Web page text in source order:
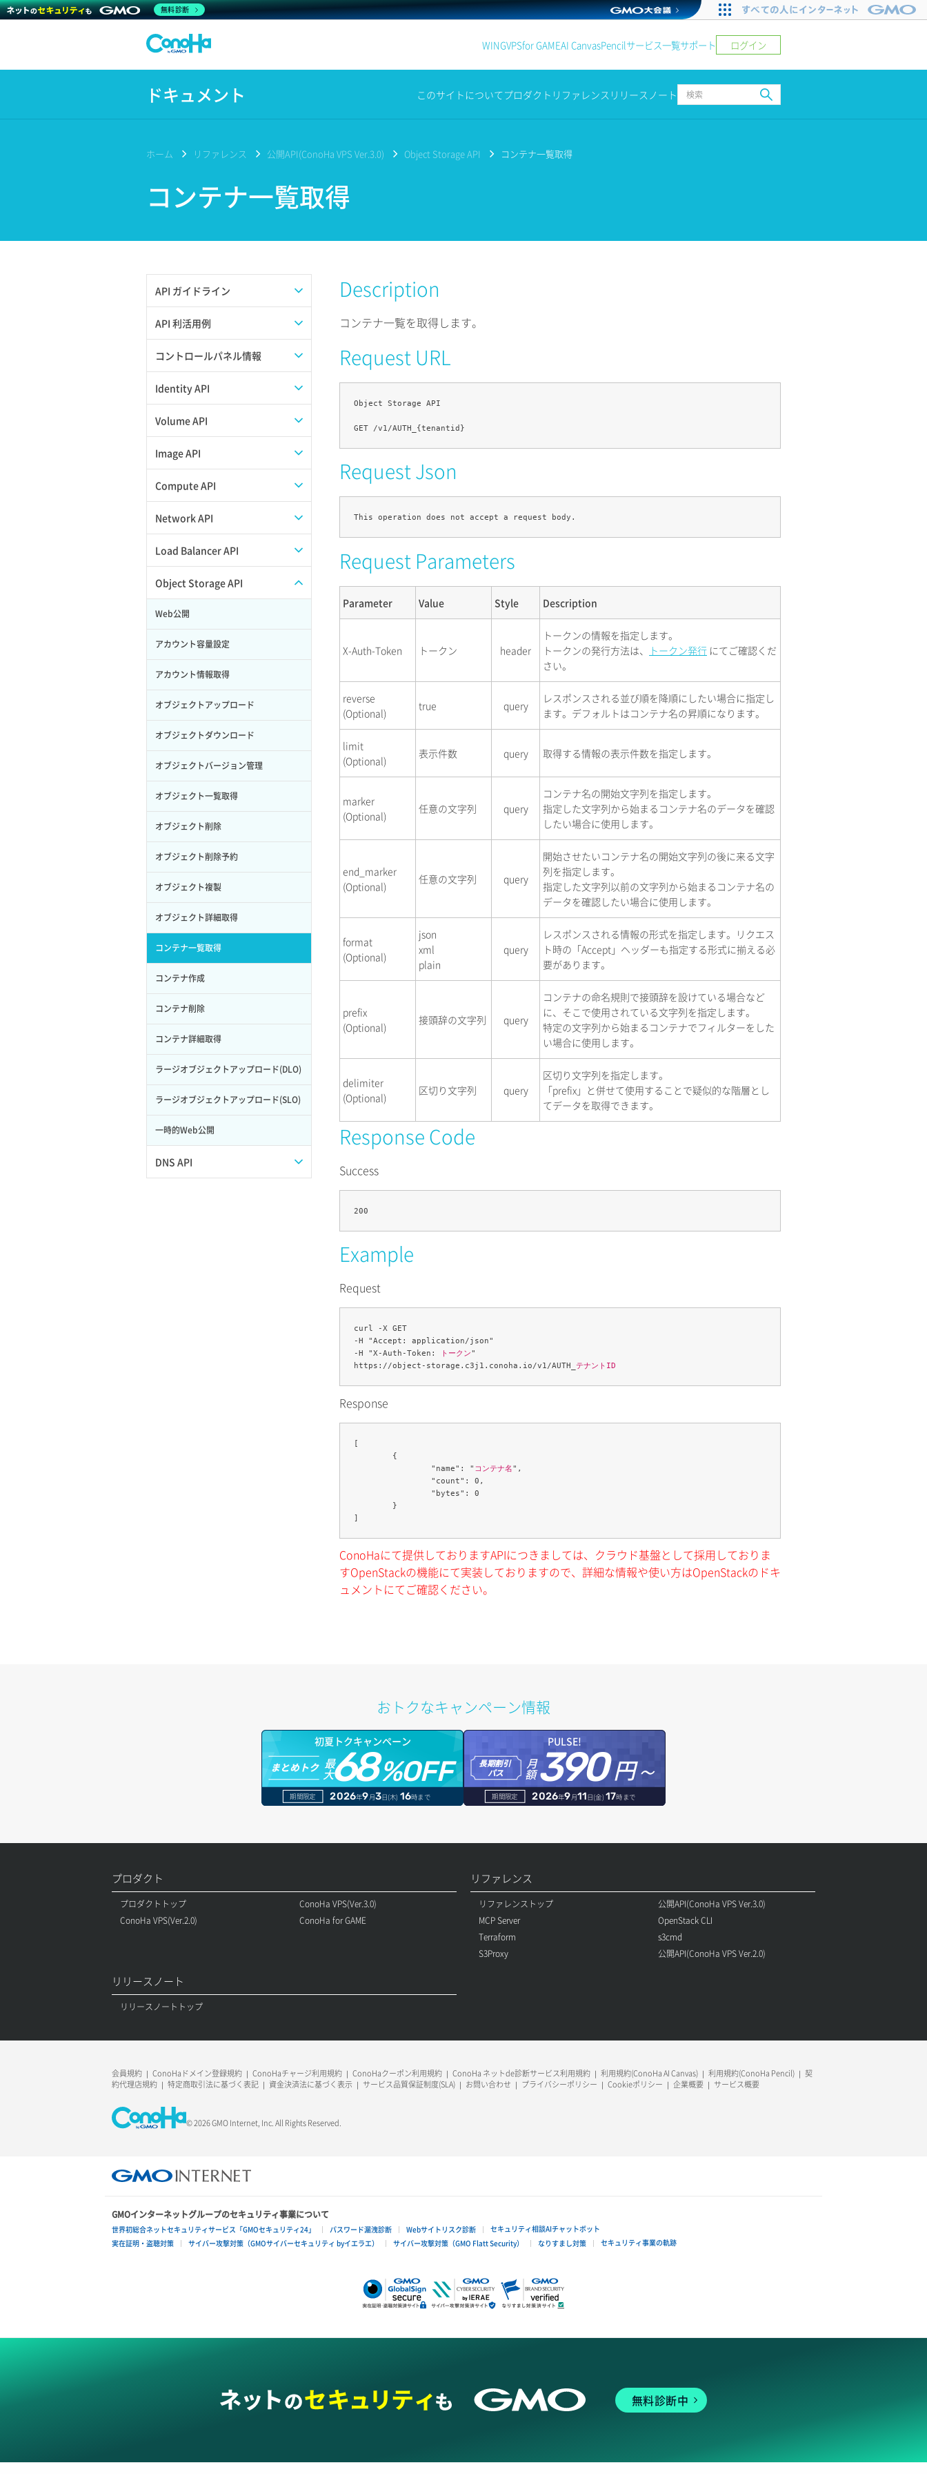
WINGVPSfor GAMEAI CanvasPencilサービス一覧サポート ログイン
ドキュメント このサイトについてプロダクト リファレンス リリースノート
ホーム リファレンス 公開API(ConoHa VPS Ver.3.0) Object Storage API コンテナ一覧取得
コンテナ一覧取得
API ガイドライン
APIのご利用について
API 利活用例
APIでAPIサブユーザーを作成する
APIでVPSにISOイメージを挿入する
APIでVPSを作成する
コントロールパネル情報
APIユーザーを作成する
API情報を確認する
Identity API
Credential一覧取得
Credential作成
Credential削除
サブユーザーにロールを紐づけ
サブユーザー一覧取得
サブユーザー作成
サブユーザー削除
サブユーザー更新
サブユーザー詳細取得
トークン発行
パーミッション一覧取得
ロールからパーミッションを紐づけ解
除
ロールにパーミッションを紐づけ
ロール一覧取得
ロール作成
ロール削除
ロール更新
ロール詳細取得
Volume API
スナップショット一覧取得
スナップショット作成
スナップショット削除
スナップショット詳細取得（アイテム
指定）
バックアップリストア
バックアップ一覧取得
バックアップ詳細一覧取得
バックアップ詳細取得
ボリュームイメージ保存
ボリュームタイプ一覧取得
ボリュームタイプ詳細取得
ボリューム一覧取得
ボリューム作成
ボリューム削除
ボリューム更新
ボリューム詳細一覧取得
ボリューム詳細取得
自動バックアップ有効化
自動バックアップ無効化
Image API
ISOイメージアップロード
ISOイメージ作成
イメージ一覧取得
Compute API
ISOイメージ挿入/排出
SSHキーペア一覧取得
SSHキーペア作成
SSHキーペア削除
SSHキーペア詳細取得
アタッチ済みポート一覧取得
アタッチ済みポート詳細取得
アタッチ済みボリューム一覧
アタッチ済みボリューム詳細取得
コンソールURL発行
サーバーに紐づくアドレス取得
サーバーに紐づくアドレス取得（ネッ
トワーク指定）
サーバーに紐づくセキュリティグルー
プ取得
サーバープラン一覧取得
サーバープラン変更
サーバープラン詳細一覧取得
サーバープラン詳細取得
サーバーメタデータ取得
サーバーメタデータ更新（ネームタグ
変更）
サーバー一覧取得
サーバー作成
Network API
QoSポリシー一覧取得
QoSポリシー詳細取得
サブネット一覧取得
サブネット作成（ローカルネットワー
ーク用）
ネットワーク削除（ローカルネットワ
ーク用）
ネットワーク詳細取得
ポート一覧取得
Load Balancer API
プール一覧取得
プール作成
プール削除
プール更新
プール詳細取得
ヘルスモニタ一覧取得
ヘルスモニタ作成
ヘルスモニタ削除
ヘルスモニタ更新
ヘルスモニタ詳細取得
メンバー一覧
メンバー削除
メンバー更新
メンバー詳細取得
メンバー追加
リスナー一覧取得
リスナー作成
リスナー削除
リスナー更新
リスナー詳細取得
Object Storage API
Web公開
アカウント容量設定
アカウント情報取得
オブジェクトアップロード
オブジェクトダウンロード
オブジェクトバージョン管理
オブジェクト一覧取得
オブジェクト削除
オブジェクト削除予約
オブジェクト複製
オブジェクト詳細取得
コンテナ一覧取得
コンテナ作成
コンテナ削除
コンテナ詳細取得
ラージオブジェクトアップロード(DLO)
ラージオブジェクトアップロード(SLO)
一時的Web公開
DNS API
Description
コンテナ一覧を取得します。
Request URL
Object Storage API
Request Json
Request Parameters
Parameter Value Style Description
X-Auth-Token トークン header
トークンの情報を指定します。
トークンの発行方法は、
トークン発行 にてご確認くだ
さい。
reverse
(Optional)
true query
レスポンスされる並び順を降順にしたい場合に指定し
ます。デフォルトはコンテナ名の昇順になります。
limit
(Optional)
表示件数 query 取得する情報の表示件数を指定します。
marker
(Optional)
任意の文字列 query
コンテナ名の開始文字列を指定します。
指定した文字列から始まるコンテナ名のデータを確認
したい場合に使用します。
end_marker
(Optional)
任意の文字列 query
開始させたいコンテナ名の開始文字列の後に来る文字
列を指定します。
指定した文字列以前の文字列から始まるコンテナ名の
データを確認したい場合に使用します。
format
(Optional)
json
xml
plain
query
レスポンスされる情報の形式を指定します。リクエス
ト時の「Accept」ヘッダーも指定する形式に揃える必
要があります。
prefix
(Optional)
接頭辞の文字列 query
コンテナの命名規則で接頭辞を設けている場合など
に、そこで使用されている文字列を指定します。
特定の文字列から始まるコンテナでフィルターをした
い場合に使用します。
delimiter
(Optional)
区切り文字列 query
区切り文字列を指定します。
「prefix」と併せて使用することで疑似的な階層とし
てデータを取得できます。
Response Code
Success
Example
Request
curl -X GET
-H "Accept: application/json"
-H "X-Auth-Token:
トークン"
https://object-storage.c3j1.conoha.io/v1/AUTH_ テナントID
Response
[
		"name": "
コンテナ名",
ConoHaにて提供しておりますAPIにつきましては、クラウド基盤として採用しておりま
すOpenStackの機能にて実装しておりますので、詳細な情報や使い方はOpenStackのドキ
ュメントにてご確認ください。
おトクなキャンペーン情報
初夏トクキャンペーン
まとめトク 最
大68%OFF
期間限定 2026年9月3日(木) 16時まで
PULSE!
長期割引
パス
月
額390円～
期間限定 2026年9月11日(金) 17時まで
プロダクト
プロダクトトップ
ConoHa VPS(Ver.3.0)
ConoHa VPS(Ver.2.0)
ConoHa for GAME
リファレンス
リファレンストップ
公開API(ConoHa VPS Ver.3.0)
MCP Server
OpenStack CLI
Terraform
s3cmd
S3Proxy
公開API(ConoHa VPS Ver.2.0)
リリースノート
リリースノートトップ
会員規約 ConoHaドメイン登録規約 ConoHaチャージ利用規約 ConoHaクーポン利用規約 ConoHa ネットde診断サービス利用規約 利用規約(ConoHa AI Canvas) 利用規約(ConoHa Pencil)
契
約代理店規約
特定商取引法に基づく表記 資金決済法に基づく表示 サービス品質保証制度(SLA) お問い合わせ プライバシーポリシー Cookieポリシー 企業概要 サービス概要
© 2026 GMO Internet, Inc. All Rights Reserved.
GMOインターネットグループのセキュリティ事業について
世界初総合ネットセキュリティサービス「GMOセキュリティ24」 パスワード漏洩診断 Webサイトリスク診断
セキュリティ相談AIチャットボット
実在証明・盗聴対策
サイバー攻撃対策（GMOサイバーセキュリティ byイエラエ） サイバー攻撃対策（GMO Flatt Security） なりすまし対策 セキュリティ事業の軌跡
無料診断中
無料診断